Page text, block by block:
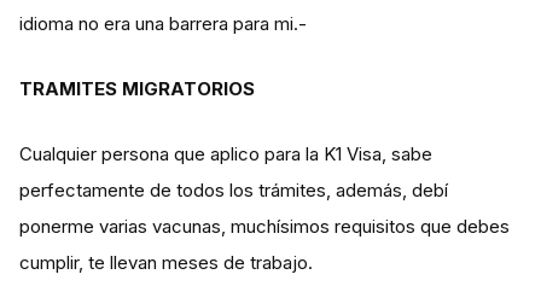
idioma no era una barrera para mi.-
TRAMITES MIGRATORIOS
Cualquier persona que aplico para la K1 Visa, sabe
perfectamente de todos los trámites, además, debí
ponerme varias vacunas, muchísimos requisitos que debes
cumplir, te llevan meses de trabajo.